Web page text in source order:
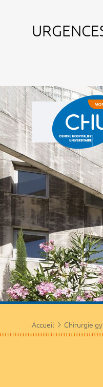
Accueil Chirurgie